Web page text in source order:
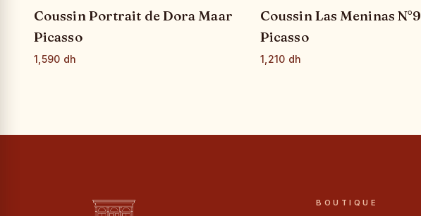
Coussin Portrait de Dora Maar
Picasso
1,590 dh
Coussin Las Meninas N°9
Picasso
1,210 dh
BOUTIQUE